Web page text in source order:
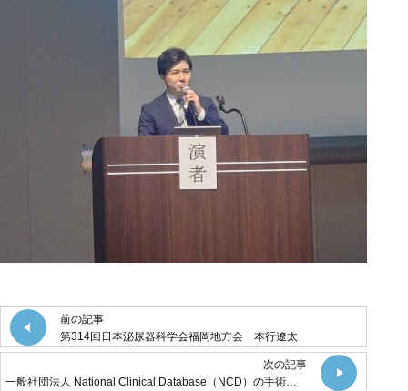
前の記事
第314回日本泌尿器科学会福岡地方会 本行遼太
次の記事